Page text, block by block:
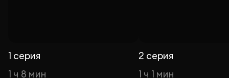
1 серия
1 ч 8 мин
2 серия
1 ч 1 мин